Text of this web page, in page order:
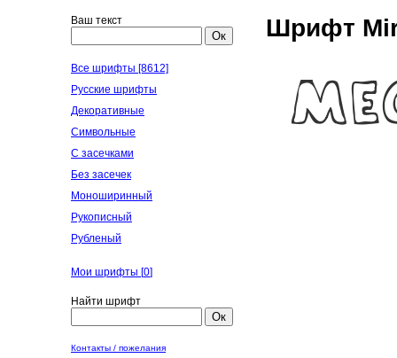
Ваш текст
Ок
Все шрифты [8612]
Русские шрифты
Декоративные
Символьные
С засечками
Без засечек
Моноширинный
Рукописный
Рубленый
Мои шрифты [0]
Найти шрифт
Ок
Контакты / пожелания
Шрифт